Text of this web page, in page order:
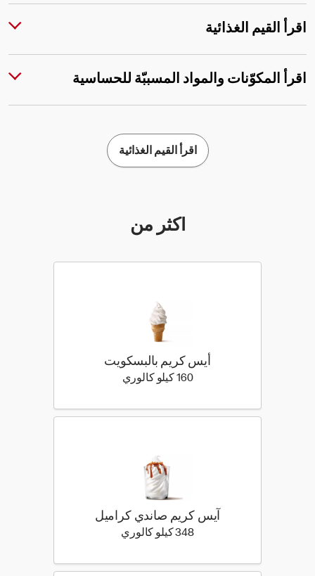
اقرأ القيم الغذائية
اقرأ المكوّنات والمواد المسببّة للحساسية
اقرأ القيم الغذائية
أكثر من
أيس كريم بالبسكويت
160 كيلو كالوري
آيس كريم صاندي كراميل
348 كيلو كالوري 348 كيلو سعرة حرارية